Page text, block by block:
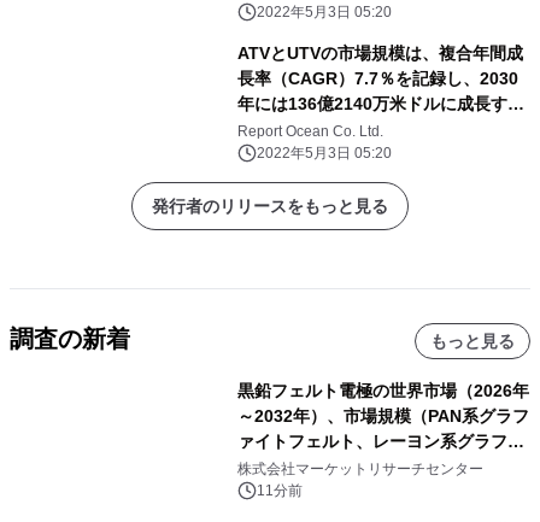
2022年5月3日 05:20
ATVとUTVの市場規模は、複合年間成
長率（CAGR）7.7％を記録し、2030
年には136億2140万米ドルに成長する
と予測される
Report Ocean Co. Ltd.
2022年5月3日 05:20
発行者のリリースをもっと見る
調査の新着 もっと見る
黒鉛フェルト電極の世界市場（2026年
～2032年）、市場規模（PAN系グラフ
ァイトフェルト、レーヨン系グラファ
イトフェルト、ピッチ系グラファイト
フェルト）・分析レポートを発表
株式会社マーケットリサーチセンター
11分前